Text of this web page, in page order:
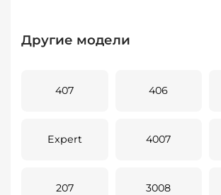
Другие модели
407 406
Expert 4007
207 3008